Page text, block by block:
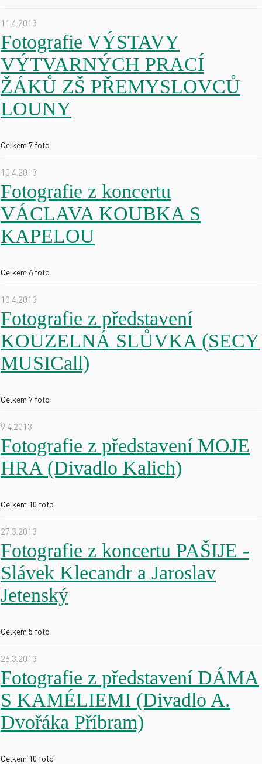
11.4.2013
Fotografie VÝSTAVY
VÝTVARNÝCH PRACÍ
ŽÁKŮ ZŠ PŘEMYSLOVCŮ
LOUNY
Celkem 7 foto
10.4.2013
Fotografie z koncertu
VÁCLAVA KOUBKA S
KAPELOU
Celkem 6 foto
10.4.2013
Fotografie z představení
KOUZELNÁ SLŮVKA (SECY
MUSICall)
Celkem 7 foto
9.4.2013
Fotografie z představení MOJE
HRA (Divadlo Kalich)
Celkem 10 foto
27.3.2013
Fotografie z koncertu PAŠIJE -
Slávek Klecandr a Jaroslav
Jetenský
Celkem 5 foto
26.3.2013
Fotografie z představení DÁMA
S KAMÉLIEMI (Divadlo A.
Dvořáka Příbram)
Celkem 10 foto